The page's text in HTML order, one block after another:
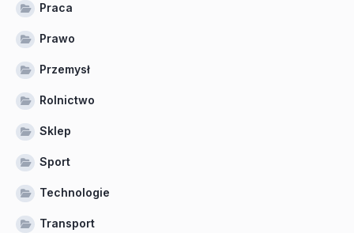
Praca
Prawo
Przemysł
Rolnictwo
Sklep
Sport
Technologie
Transport